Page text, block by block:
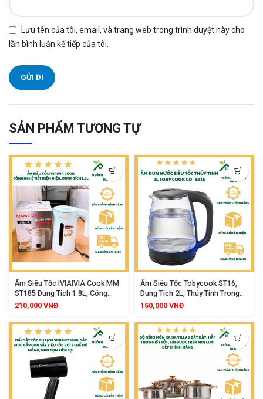
Lưu tên của tôi, email, và trang web trong trình duyệt này cho
lần bình luận kế tiếp của tôi.
SẢN PHẨM TƯƠNG TỰ
Ấm Siêu Tốc IVIAIVIA Cook MM
ST185 Dung Tích 1.8L, Công
Suất 1500W, Thiết Kế Hiện Đại,
Hành 12 Tháng
210,000 VNĐ
Ấm Siêu Tốc Tobycook ST16,
Dung Tích 2L, Thủy Tinh Trong
Suốt Cao Cấp, Công Suất
Cạn Nước, Thiết Kế Sang Trọng
An Toàn Cho Sức Khỏe
150,000 VNĐ